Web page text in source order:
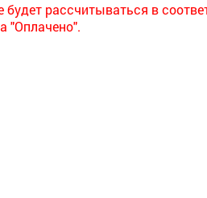
будет рассчитываться в
"Оплачено".